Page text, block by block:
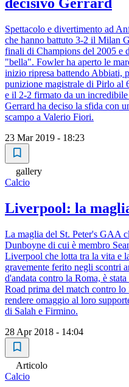
decisivo Gerrard
Spettacolo e divertimento ad
che hanno battuto 3-2 il Milan
finali di Champions del 2005 e
"bella". Fowler ha aperto le
inizio ripresa battendo Abbiati,
punizione magistrale di Pirlo al
e il 2-2 firmato da un
Gerrard ha deciso la sfida con
scampo a Valerio Fiori.
23 Mar 2019 - 18:23
gallery
Calcio
Liverpool: la
La maglia del St. Peter's GAA
Dunboyne di cui è membro
Liverpool che lotta tra la vita e
gravemente ferito negli scontri
d'andata contro la Roma, è
Road prima del match contro
rendere omaggio al loro
di Salah e Firmino.
28 Apr 2018 - 14:04
Articolo
Calcio